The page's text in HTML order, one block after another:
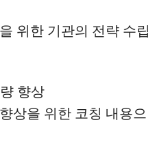
위한 기관의 전략 수립
향상
상을 위한 코칭 내용으